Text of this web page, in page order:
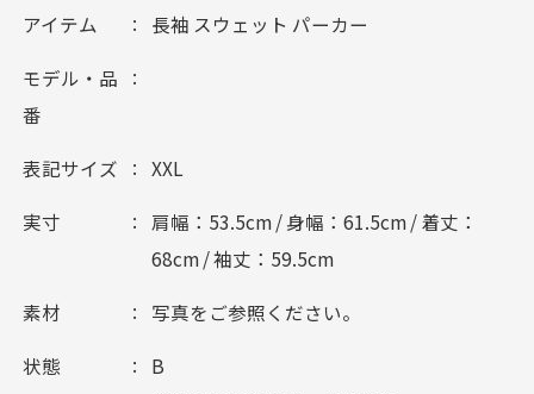
アイテム 長袖 スウェット パーカー
モデル・品
番
表記サイズ XXL
実寸
肩幅：53.5cm / 身幅：61.5cm / 着丈：
68cm / 袖丈：59.5cm
素材 写真をご参照ください。
状態
B